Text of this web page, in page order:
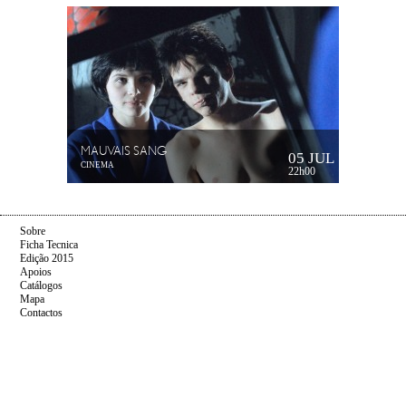
MAUVAIS SANG
CINEMA 05 JUL
22h00
Sobre
Ficha Tecnica
Edição 2015
Apoios
Catálogos
Mapa
Contactos